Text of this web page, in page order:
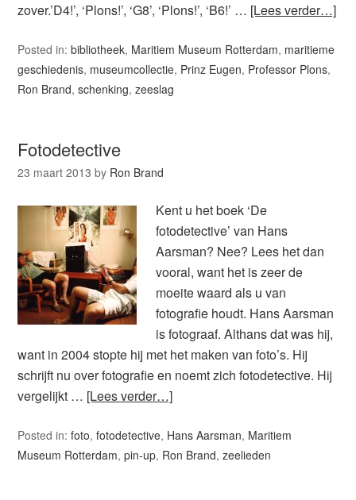
zover.’D4!’, ‘Plons!’, ‘G8’, ‘Plons!’, ‘B6!’ … [Lees verder…]
Posted in:bibliotheek, Maritiem Museum Rotterdam, maritieme
geschiedenis, museumcollectie, Prinz Eugen, Professor Plons,
Ron Brand,schenking,zeeslag
Fotodetective
23 maart 2013 by Ron Brand
Kent u het boek ‘De
fotodetective’ van Hans
Aarsman? Nee? Lees het dan
vooral, want het is zeer de
moeite waard als u van
fotografie houdt. Hans Aarsman
is fotograaf. Althans dat was hij,
want in 2004 stopte hij met het maken van foto’s. Hij
schrijft nu over fotografie en noemt zich fotodetective. Hij
vergelijkt … [Lees verder…]
Posted in:foto,fotodetective, Hans Aarsman, Maritiem
Museum Rotterdam,pin-up, Ron Brand,zeelieden